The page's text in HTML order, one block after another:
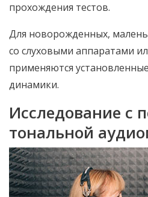
прохождения тестов.
Для новорожденных,
со слуховыми аппаратами
применяются
динамики.
Исследование с
тональной